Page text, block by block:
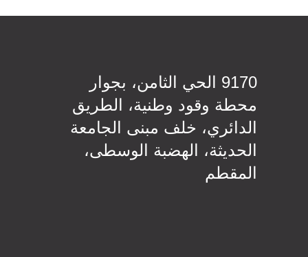
9170 الحي الثامن، بجوار
محطة وقود وطنية، الطريق
الدائري، خلف مبنى الجامعة
الحديثة، الهضبة الوسطى،
المقطم